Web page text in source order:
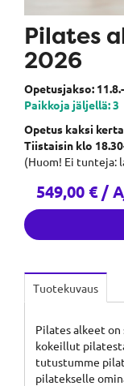
Pilates
2026
Opetusjakso:
Paikkoja jäljellä: 3
Opetus kaksi
Tiistaisin klo
(Huom! Ei tunteja:
549,00 € /
Tuotekuvaus
Pilates alkeet
kokeillut
tutustumme
pilatekselle